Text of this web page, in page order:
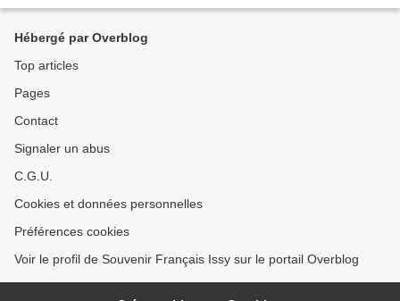
Hébergé par Overblog
Top articles
Pages
Contact
Signaler un abus
C.G.U.
Cookies et données personnelles
Préférences cookies
Voir le profil de Souvenir Français Issy sur le portail Overblog